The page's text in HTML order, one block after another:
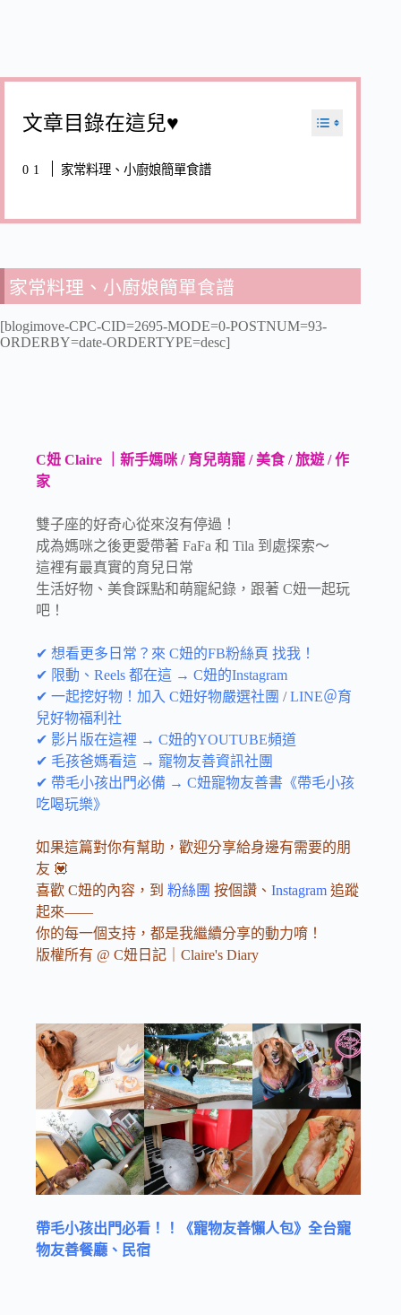
文章目錄在這兒♥
家常料理、小廚娘簡單食譜
家常料理、小廚娘簡單食譜
[blogimove-CPC-CID=2695-MODE=0-POSTNUM=93-
ORDERBY=date-ORDERTYPE=desc]
C妞 Claire ｜新手媽咪 / 育兒萌寵 / 美食 / 旅遊 / 作
家
雙子座的好奇心從來沒有停過！
成為媽咪之後更愛帶著 FaFa 和 Tila 到處探索～
這裡有最真實的育兒日常
生活好物、美食踩點和萌寵紀錄，跟著 C妞一起玩
吧！
✔ 想看更多日常？來 C妞的FB粉絲頁 找我！
✔ 限動、Reels 都在這 → C妞的Instagram
✔ 一起挖好物！加入 C妞好物嚴選社團 /LINE＠育
兒好物福利社
✔ 影片版在這裡 → C妞的YOUTUBE頻道
✔ 毛孩爸媽看這 → 寵物友善資訊社團
✔ 帶毛小孩出門必備 → C妞寵物友善書《帶毛小孩
吃喝玩樂》
如果這篇對你有幫助，歡迎分享給身邊有需要的朋
友 💟
喜歡 C妞的內容，到 粉絲團 按個讚、 Instagram 追蹤
起來——
你的每一個支持，都是我繼續分享的動力唷！
版權所有 @ C妞日記｜Claire's Diary
帶毛小孩出門必看！！《寵物友善懶人包》全台寵
物友善餐廳、民宿